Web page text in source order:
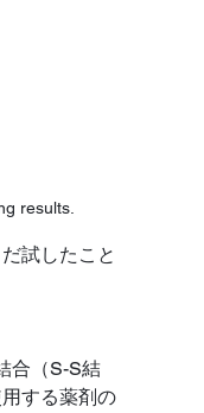
results.
試したこと
合（S-S結
する薬剤の